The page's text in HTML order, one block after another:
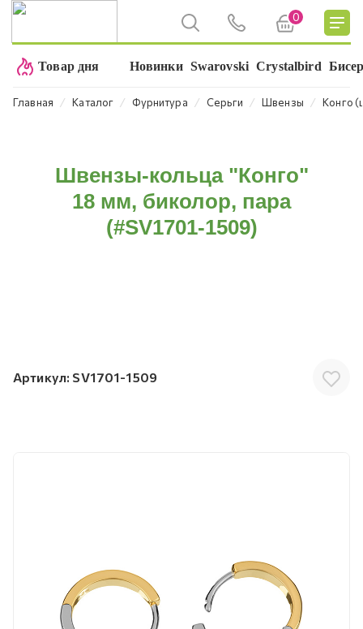
0
Товар дня Новинки Swarovski Crystalbird
Главная ⁄ Каталог ⁄ Фурнитура ⁄ Серьги ⁄ Швензы ⁄ Конго
Швензы-кольца "Конго"
18 мм, биколор, пара
(#SV1701-1509)
Артикул: SV1701-1509